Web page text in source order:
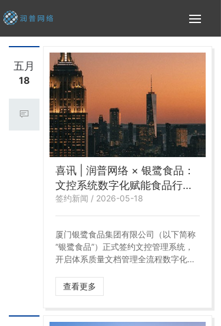
五月
18
喜讯 | 润普网络 × 银鹭食品：
文控系统数字化赋能食品行业
高质量发展
签约新闻 / 2026-05-18
厦门银鹭食品集团有限公司（以下简称
“银鹭食品”）正式签约文控管理系统，
开启体系质量文档管理全流程数字化转
民食品安全保驾护航，持续夯实企业高
质量发展根基。
查看更多